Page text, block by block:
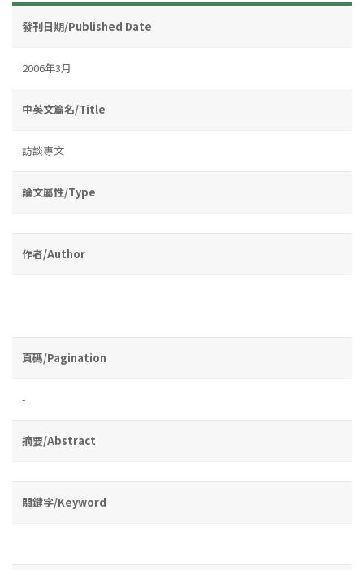
發刊日期/Published Date
2006年3月
中英文篇名/Title
訪談專文
論文屬性/Type
作者/Author
頁碼/Pagination
-
摘要/Abstract
關鍵字/Keyword